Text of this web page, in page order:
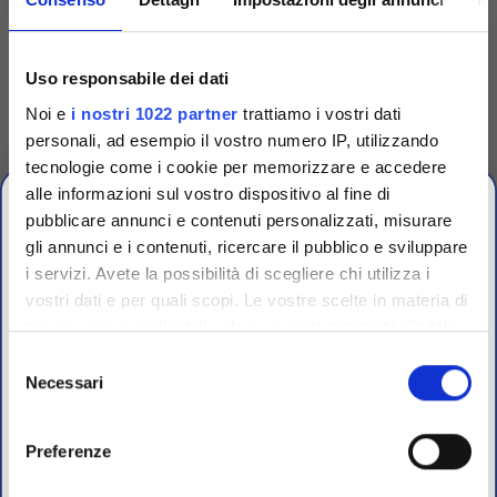
Uso responsabile dei dati
Noi e i nostri 1022 partner trattiamo i vostri dati
personali, ad esempio il vostro numero IP, utilizzando
tecnologie come i cookie per memorizzare e accedere
alle informazioni sul vostro dispositivo al fine di
pubblicare annunci e contenuti personalizzati, misurare
gli annunci e i contenuti, ricercare il pubblico e sviluppare
i servizi. Avete la possibilità di scegliere chi utilizza i
vostri dati e per quali scopi. Le vostre scelte in materia di
privacy sono applicabili solo su questa proprietà digitale
modificare o revocare il proprio consenso in qualsiasi
momento dalla Dichiarazione sui cookie o facendo clic
delNecessari
Preferenze
CodiceTRG90001
dischetti
Dispenser singolo in plastica
per espellere uno a uno i
dischetti dalle cartucce.
Accedi Per visualizzare
prezzi e schede tecniche
OFFERTE PROMO
Scopri le migliori offerte del momento su molti dei